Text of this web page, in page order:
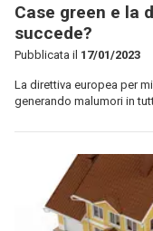
Case green e la
succede?
Pubblicata il 17/01/2023
La direttiva europea per
generando malumori in